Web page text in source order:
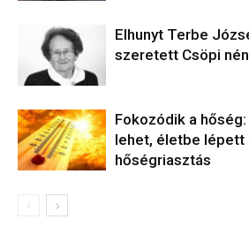
Elhunyt Terbe
szeretett Csöpi
Fokozódik a
lehet, életbe lépett
hőségriasztás